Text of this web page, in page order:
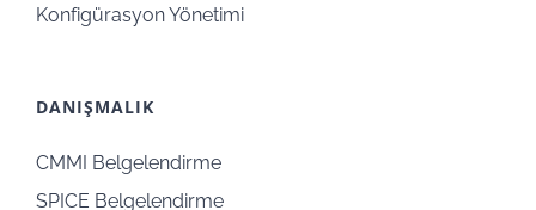
Konfigürasyon Yönetimi
DANIŞMALIK
CMMI Belgelendirme
SPICE Belgelendirme